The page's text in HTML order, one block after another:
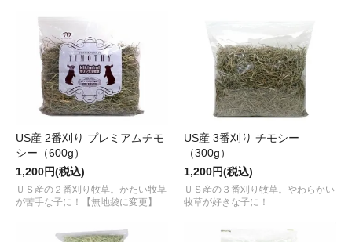
US産 2番刈り プレミアムチモ
シー（600g）
1,200円(税込)
ＵＳ産の２番刈り牧草。かたい牧草
が苦手な子に！【無地袋に変更】
US産 3番刈り チモシー
（300g）
1,200円(税込)
ＵＳ産の３番刈り牧草。やわらかい
牧草が好きな子に！